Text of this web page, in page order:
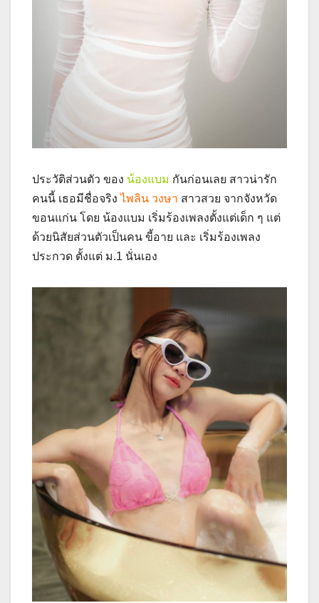
ประวัติส่วนตัว ของ น้องแบม กันก่อนเลย สาวน่ารัก
คนนี้ เธอมีชื่อจริงไพลิน วงษา สาวสวย จากจังหวัด
ขอนแก่น โดย น้องแบม เริ่มร้องเพลงตั้งแต่เด็ก ๆ แต่
ด้วยนิสัยส่วนตัวเป็นคน ขี้อาย และ เริ่มร้องเพลง
ประกวด ตั้งแต่ ม.1 นั่นเอง